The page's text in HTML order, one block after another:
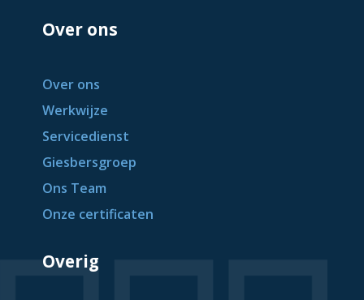
Over ons
Over ons
Werkwijze
Servicedienst
Giesbersgroep
Ons Team
Onze certificaten
Overig